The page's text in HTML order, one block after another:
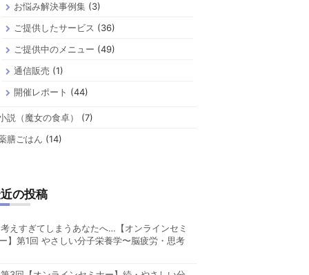
お悩み解決事例集 (3)
ご提供したサービス (36)
ご提供中のメニュー (49)
通信販売 (1)
開催レポート (44)
説（魔女の食卓）
(7)
膳ごはん (14)
の投稿
考えすぎてしまうあなたへ…【オンラインセミ
】第1回 やさしい分子栄養学〜脳疲労・思考